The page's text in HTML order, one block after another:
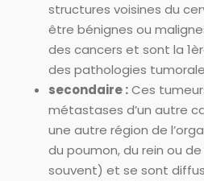
structures voisines du
être bénignes ou
des cancers et sont la
des pathologies
secondaire :Ces
métastases d’un autre
une autre région de
du poumon, du rein ou
souvent) et se sont